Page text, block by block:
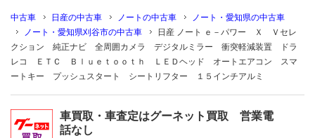
中古車 日産の中古車 ノートの中古車
ノート・愛知県の中古車
ノート・愛知県刈谷市の中古車
日産 ノート ｅ－パワー Ｘ Ｖセレ
クション 純正ナビ 全周囲カメラ デジタルミラー 衝突軽減装置 ドラ
レコ ＥＴＣ Ｂｌｕｅｔｏｏｔｈ ＬＥＤヘッド オートエアコン スマ
ートキー プッシュスタート シートリフター １５インチアルミ
車買取・車査定はグーネット買取 営業電
話なし